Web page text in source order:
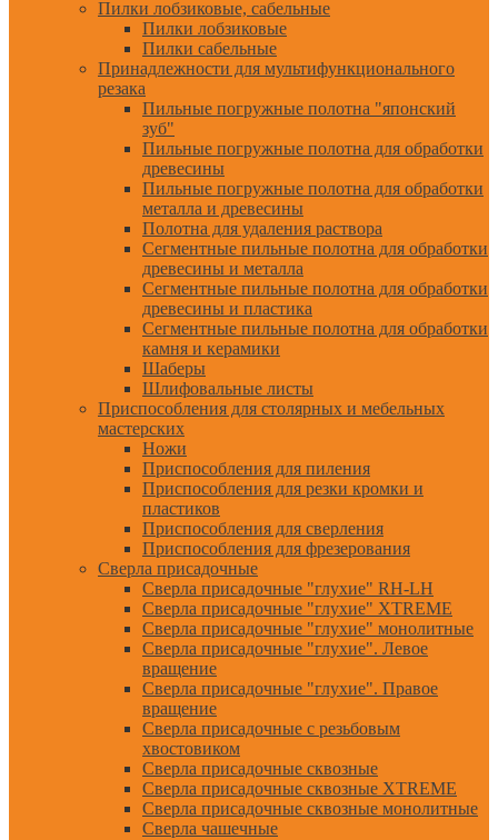
Пилки лобзиковые, сабельные
Пилки лобзиковые
Пилки сабельные
Принадлежности для мультифункционального
резака
Пильные погружные полотна "японский
зуб"
Пильные погружные полотна для обработки
древесины
Пильные погружные полотна для обработки
металла и древесины
Полотна для удаления раствора
Сегментные пильные полотна для обработки
древесины и металла
Сегментные пильные полотна для обработки
древесины и пластика
Сегментные пильные полотна для обработки
камня и керамики
Шаберы
Шлифовальные листы
Приспособления для столярных и мебельных
мастерских
Ножи
Приспособления для пиления
Приспособления для резки кромки и
пластиков
Приспособления для сверления
Приспособления для фрезерования
Сверла присадочные
Сверла присадочные "глухие" RH-LH
Сверла присадочные "глухие" XTREME
Сверла присадочные "глухие" монолитные
Сверла присадочные "глухие". Левое
вращение
Сверла присадочные "глухие". Правое
вращение
Сверла присадочные с резьбовым
хвостовиком
Сверла присадочные сквозные
Сверла присадочные сквозные XTREME
Сверла присадочные сквозные монолитные
Сверла чашечные